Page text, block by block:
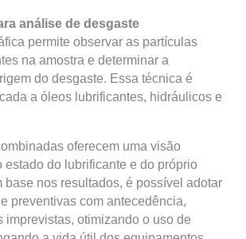
análise de desgaste
permite observar as partículas
na amostra e determinar a
do desgaste. Essa técnica é
a óleos lubrificantes, hidráulicos e
oferecem uma visão
estado do lubrificante e do próprio
base nos resultados, é possível adotar
preventivas com antecedência,
imprevistas, otimizando o uso de